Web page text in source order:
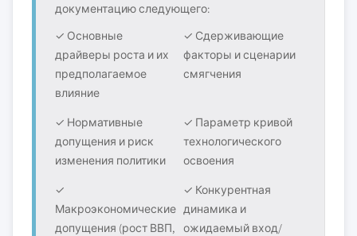
документацию следующего:
✓ Основные
драйверы роста и их
предполагаемое
влияние
✓ Сдерживающие
факторы и сценарии
смягчения
✓ Нормативные
допущения и риск
изменения политики
✓ Параметр кривой
технологического
освоения
✓
Макроэкономические
допущения (рост ВВП,
✓ Конкурентная
динамика и
ожидаемый вход/